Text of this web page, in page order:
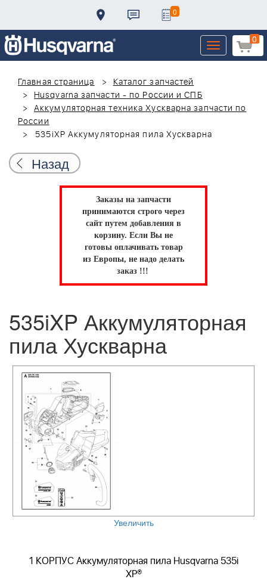
0
0
Toggle
navigation
Главная страница
Каталог запчастей
Husqvarna запчасти - по России и СПБ
Аккумуляторная техника Хускварна запчасти по
России
535iXP Аккумуляторная пила Хускварна
Назад
Заказы на запчасти
принимаются строго через
сайт путем добавления в
корзину. Если Вы не
готовы оплачивать товар
из Европы, не надо делать
заказ !!!
535iXP Аккумуляторная
пила Хускварна
Увеличить
1 КОРПУС Аккумуляторная пила Husqvarna 535i
XP®